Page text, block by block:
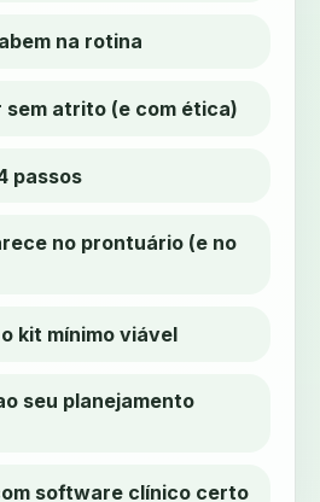
na rotina
sem atrito (e com ética)
passos
no prontuário (e no
kit mínimo viável
seu planejamento
software clínico certo